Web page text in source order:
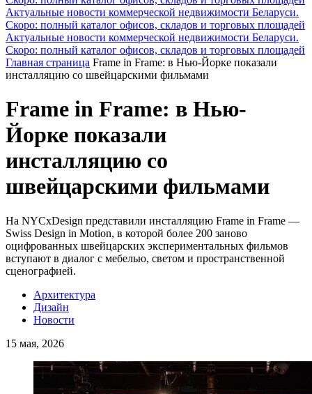
Актуальные новости коммерческой недвижимости Беларуси.
Скоро: полный каталог офисов, складов и торговых площадей
Актуальные новости коммерческой недвижимости Беларуси.
Скоро: полный каталог офисов, складов и торговых площадей
Главная страница Frame in Frame: в Нью-Йорке показали
инсталляцию со швейцарскими фильмами
Frame in Frame: в Нью-
Йорке показали
инсталляцию со
швейцарскими фильмами
На NYCxDesign представили инсталляцию Frame in Frame —
Swiss Design in Motion, в которой более 200 заново
оцифрованных швейцарских экспериментальных фильмов
вступают в диалог с мебелью, светом и пространственной
сценографией.
Архитектура
Дизайн
Новости
15 мая, 2026